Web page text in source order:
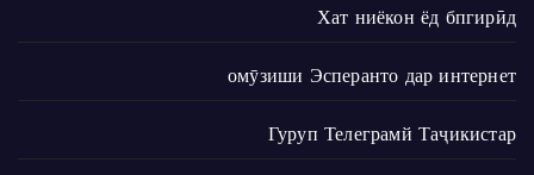
Хат ниёкон ёд бпгирӣд
омӯзиши Эсперанто дар интернет
Гуруп Телеграмй Таҷикистар